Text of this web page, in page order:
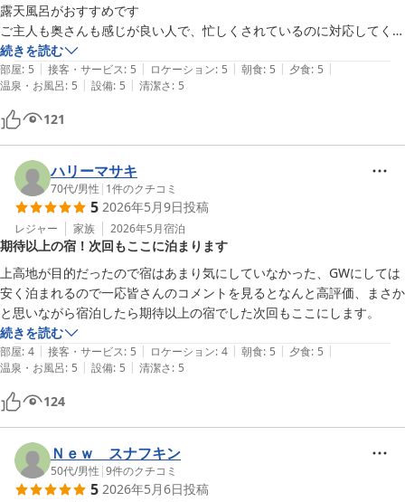
露天風呂がおすすめです
ご主人も奥さんも感じが良い人で、忙しくされているのに対応してくだ
さいました
またお邪魔します
続きを読む
部屋: 5 | 接客・サービス: 5 | ロケーション: 5 | 朝食: 5 | 夕食: 5 |
温泉・お風呂: 5 | 設備: 5 | 清潔さ: 5
121
ハリーマサキ
70代/男性 | 1件のクチコミ
5 2026年5月9日投稿
レジャー 家族 2026年5月宿泊
期待以上の宿！次回もここに泊まります
上高地が目的だったので宿はあまり気にしていなかった、GWにしては
安く泊まれるので一応皆さんのコメントを見るとなんと高評価、まさか
と思いながら宿泊したら期待以上の宿でした次回もここにします。
続きを読む
部屋: 4 | 接客・サービス: 5 | ロケーション: 4 | 朝食: 5 | 夕食: 5 |
温泉・お風呂: 5 | 設備: 5 | 清潔さ: 5
124
Ｎｅｗ スナフキン
50代/男性 |9件のクチコミ
5 2026年5月6日投稿